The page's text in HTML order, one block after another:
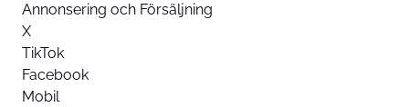
Annonsering och Försäljning
X
TikTok
Facebook
Mobil